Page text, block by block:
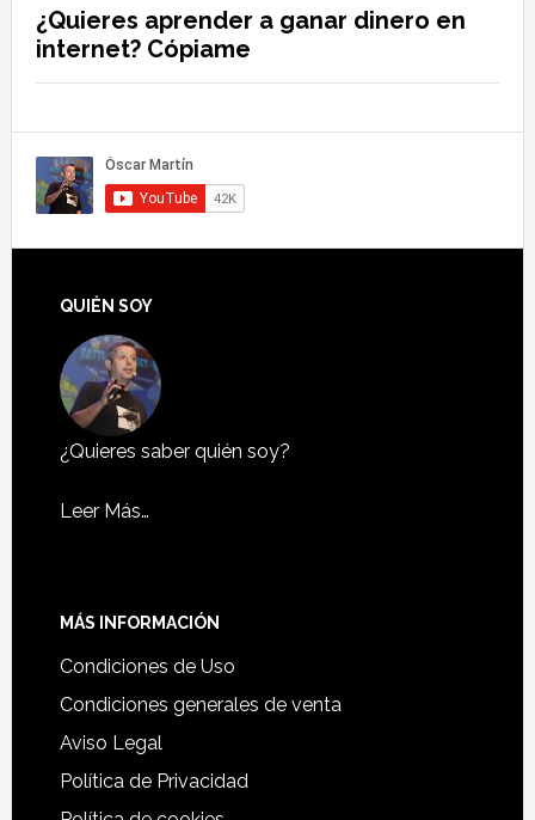
¿Quieres aprender a ganar dinero en
internet? Cópiame
QUIÉN SOY
¿Quieres saber quién soy?
Leer Más…
MÁS INFORMACIÓN
Condiciones de Uso
Condiciones generales de venta
Aviso Legal
Política de Privacidad